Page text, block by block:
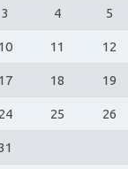
3 4 5
10 11 12
17 18 19
24 25 26